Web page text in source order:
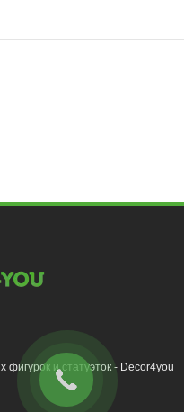
фигурок и статуэток - Decor4you